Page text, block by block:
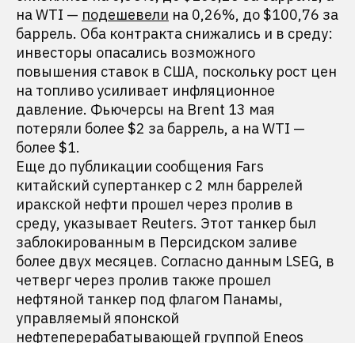
на WTI — подешевели на 0,26%, до $100,76 за
баррель. Оба контракта снижались и в среду:
инвесторы опасались возможного
повышения ставок в США, поскольку рост цен
на топливо усиливает инфляционное
давление. Фьючерсы на Brent 13 мая
потеряли более $2 за баррель, а на WTI —
более $1.
Еще до публикации сообщения Fars
китайский супертанкер с 2 млн баррелей
иракской нефти прошел через пролив в
среду, указывает Reuters. Этот танкер был
заблокированным в Персидском заливе
более двух месяцев. Согласно данным LSEG, в
четверг через пролив также прошел
нефтяной танкер под флагом Панамы,
управляемый японской
нефтеперерабатывающей группой Eneos